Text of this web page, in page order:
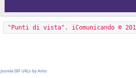
"Punti di vista". iComunicando ©
Joomla SEF URLs by Artio